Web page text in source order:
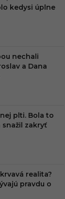
kedysi úplne
nechali
a Dana
plti. Bola to
zakryť
realita?
pravdu o